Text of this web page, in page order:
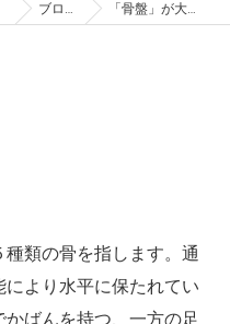
ブログ 「骨盤」が大事！
類の骨を指します。通
より水平に保たれてい
ばんを持つ、一方の足